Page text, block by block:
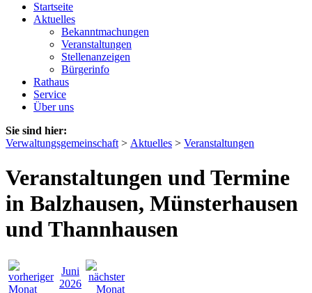
Startseite
Aktuelles
Bekanntmachungen
Veranstaltungen
Stellenanzeigen
Bürgerinfo
Rathaus
Service
Über uns
Sie sind hier:
Verwaltungsgemeinschaft > Aktuelles > Veranstaltungen
Veranstaltungen und Termine
in Balzhausen, Münsterhausen
und Thannhausen
Juni
2026